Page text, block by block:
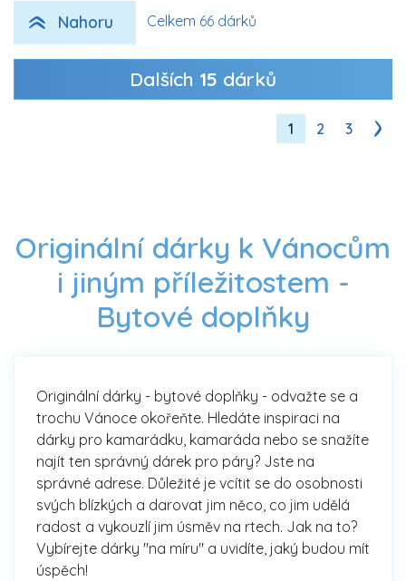
Nahoru Celkem 66 dárků
Dalších 15 dárků
1 2 3
Originální dárky k Vánocům
i jiným příležitostem -
Bytové doplňky
Originální dárky - bytové doplňky - odvažte se a
trochu Vánoce okořeňte. Hledáte inspiraci na
dárky pro kamarádku, kamaráda nebo se snažíte
najít ten správný dárek pro páry? Jste na
správné adrese. Důležité je vcítit se do osobnosti
svých blízkých a darovat jim něco, co jim udělá
radost a vykouzlí jim úsměv na rtech. Jak na to?
Vybírejte dárky "na míru" a uvidíte, jaký budou mít
úspěch!